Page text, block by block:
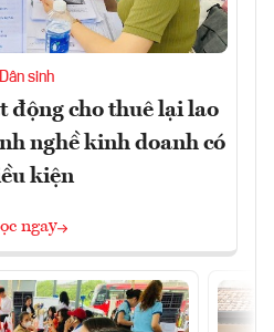
Dân sinh
động cho thuê lại lao
nghề kinh doanh có
kiện
ngay